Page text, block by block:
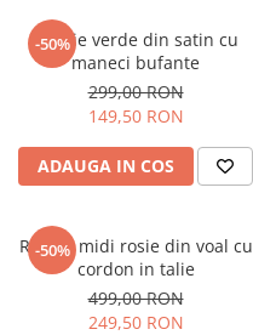
-50%
Rochie verde din satin cu
maneci bufante
299,00 RON
149,50 RON
ADAUGA IN COS
-50%
Rochie midi rosie din voal cu
cordon in talie
499,00 RON
249,50 RON